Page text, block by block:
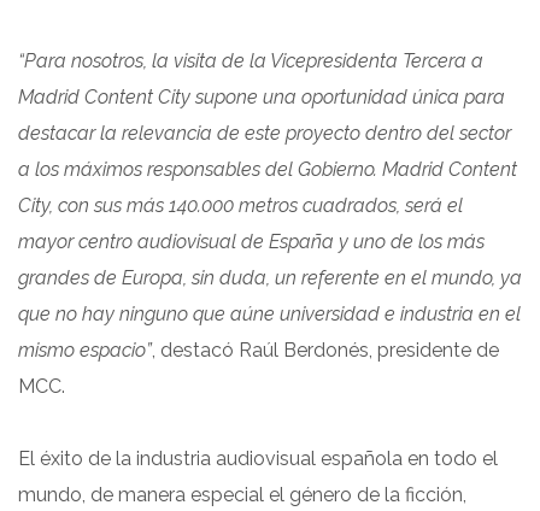
“Para nosotros, la visita de la Vicepresidenta Tercera a
Madrid Content City supone una oportunidad única para
destacar la relevancia de este proyecto dentro del sector
a los máximos responsables del Gobierno. Madrid Content
City, con sus más 140.000 metros cuadrados, será el
mayor centro audiovisual de España y uno de los más
grandes de Europa, sin duda, un referente en el mundo, ya
que no hay ninguno que aúne universidad e industria en el
mismo espacio”, destacó Raúl Berdonés, presidente de
MCC.
El éxito de la industria audiovisual española en todo el
mundo, de manera especial el género de la ficción,